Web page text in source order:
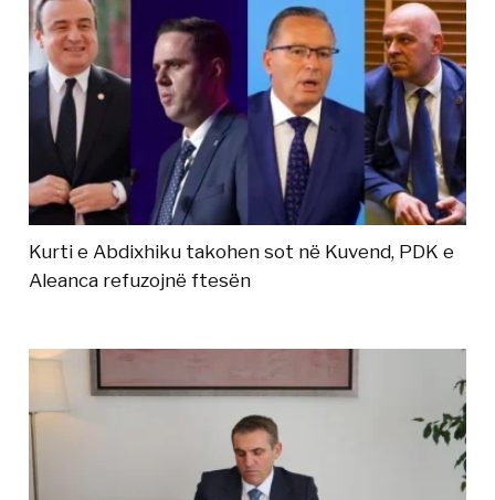
Kurti e Abdixhiku takohen sot në Kuvend, PDK e
Aleanca refuzojnë ftesën